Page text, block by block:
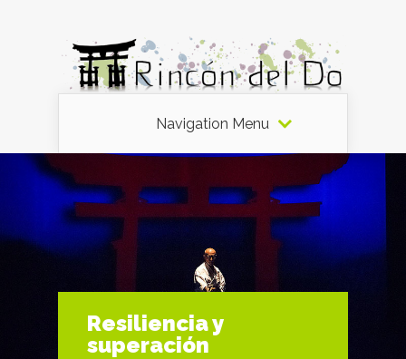
Navigation Menu
Resiliencia y
superación